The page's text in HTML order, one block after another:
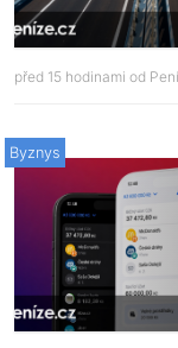
před 15 hodinami od
Byznys